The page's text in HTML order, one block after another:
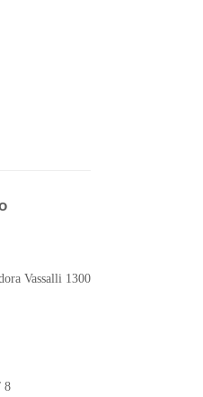
Vassalli 1300
8